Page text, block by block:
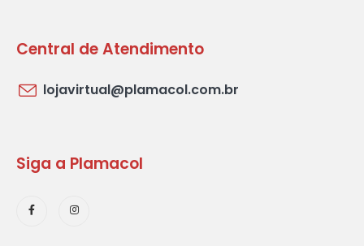
Central de Atendimento
lojavirtual@plamacol.com.br
Siga a Plamacol